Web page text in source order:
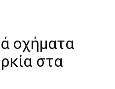
οχήματα
στα